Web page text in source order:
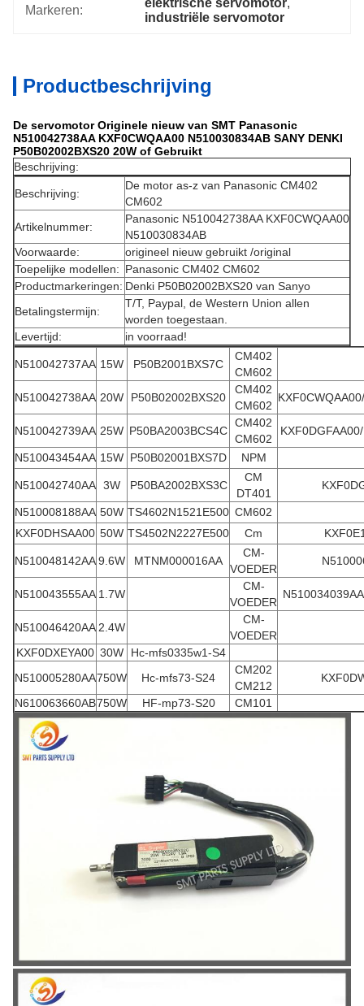
Markeren:
elektrische servomotor,
industriële servomotor
Productbeschrijving
De servomotor Originele nieuw van SMT Panasonic
N510042738AA KXF0CWQAA00 N510030834AB SANY DENKI
P50B02002BXS20 20W of Gebruikt
Beschrijving:
Beschrijving:
De motor as-z van Panasonic CM402
CM602
Artikelnummer:
Panasonic N510042738AA KXF0CWQAA00
N510030834AB
Voorwaarde:
origineel nieuw gebruikt /original
Toepelijke modellen: Panasonic CM402 CM602
Productmarkeringen: Denki P50B02002BXS20 van Sanyo
Betalingstermijn:
T/T, Paypal, de Western Union allen
worden toegestaan.
Levertijd:
in voorraad!
N510042737AA 15W P50B2001BXS7C
CM402
CM602
N510042738AA 20W P50B02002BXS20
CM402
CM602
N510042739AA 25W P50BA2003BCS4C
CM402
CM602
N510043454AA 15W P50B02001BXS7D NPM
N510042740AA 3W P50BA2002BXS3C
CM
DT401
N510008188AA 50W TS4602N1521E500 CM602
KXF0DHSAA00 50W TS4502N2227E500 Cm
N510048142AA9.6W MTNM000016AA
CM-
VOEDER
N510043555AA 1.7W
CM-
VOEDER
N510046420AA 2.4W
CM-
VOEDER
KXF0DXEYA00 30W
Hc-mfs0335w1-S4
N510005280AA750W Hc-mfs73-S24
CM202
CM212
N610063660AB750W HF-mp73-S20 CM101